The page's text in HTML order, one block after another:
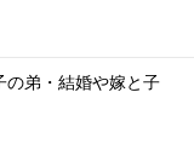
の弟・結婚や嫁と子